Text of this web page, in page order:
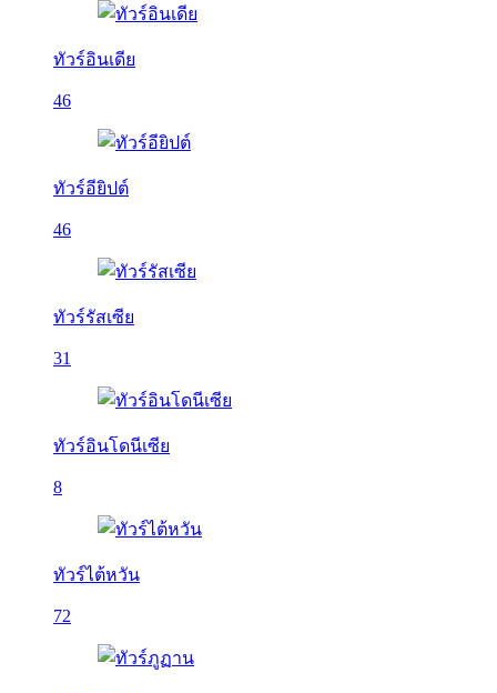
ทัวร์อินเดีย
46
ทัวร์อียิปต์
46
ทัวร์รัสเซีย
31
ทัวร์อินโดนีเซีย
8
ทัวร์ไต้หวัน
72